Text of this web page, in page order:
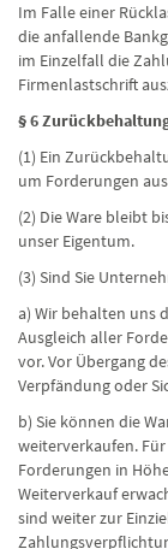
Im Falle einer
die anfallende
im Einzelfall die
Firmenlastschrift
§ 6
(1) Ein
um Forderungen
(2) Die Ware bleibt
unser Eigentum.
(3) Sind Sie
a) Wir behalten uns
Ausgleich aller
vor. Vor Übergang
Verpfändung oder
b) Sie können die
weiterverkaufen.
Forderungen in
Weiterverkauf
sind weiter zur